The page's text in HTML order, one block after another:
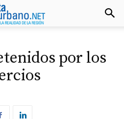
por los